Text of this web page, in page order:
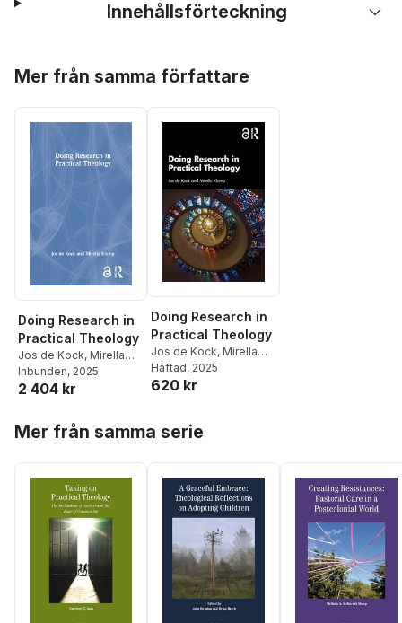
Innehållsförteckning
Mer från samma författare
Doing Research in
Practical Theology
Jos de Kock, Mirella
Klomp
Inbunden, 2025
2 404 kr
Doing Research in
Practical Theology
Jos de Kock, Mirella
Klomp
Häftad, 2025
620 kr
Mer från samma serie